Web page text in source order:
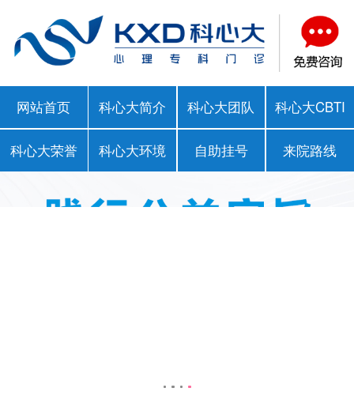
网站首页 科心大简介 科心大团队 科心大CBTI
科心大荣誉 科心大环境 自助挂号 来院路线